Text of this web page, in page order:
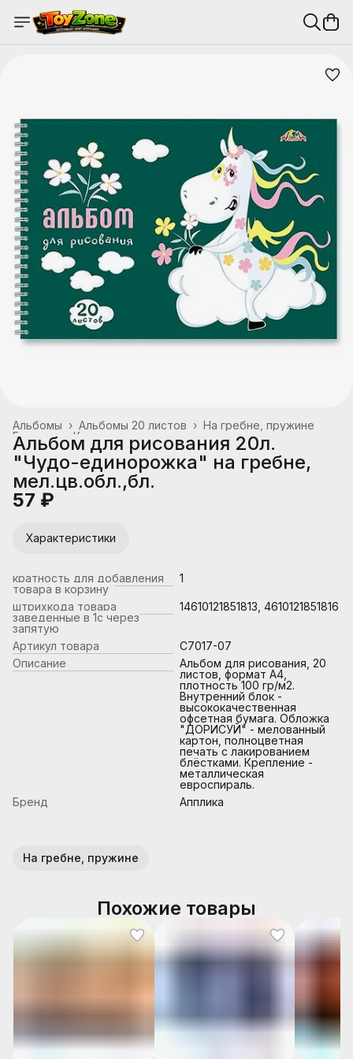
На гребне, пружине
Альбомы 20 листов ›
Альбомы ›
Канцтовары, школьные принадлежности
Главная
Альбом для рисования 20л.
"Чудо-единорожка" на гребне,
мел.цв.обл.,бл.
57 ₽
Характеристики
кратность для добавления
товара в корзину
1
штрихкода товара
заведенные в 1с через
запятую
14610121851813, 4610121851816
Артикул товара
C7017-07
Описание
Альбом для рисования, 20
листов, формат А4,
плотность 100 гр/м2.
Внутренний блок -
высококачественная
офсетная бумага. Обложка
"ДОРИСУЙ" - мелованный
картон, полноцветная
печать с лакированием
блёстками. Крепление -
металлическая
евроспираль.
Бренд
Апплика
На гребне, пружине
Похожие товары